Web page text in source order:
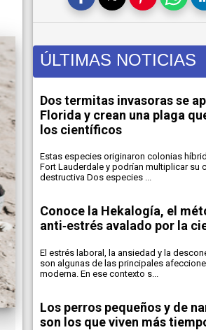
ÚLTIMAS NOTICIAS
Dos termitas invasoras se
Florida y crean una plaga
los científicos
Estas especies originaron colonias
Fort Lauderdale y podrían multiplicar su
destructiva Dos especies ...
Conoce la Hekalogía, el
anti‑estrés avalado por la
El estrés laboral, la ansiedad y la
son algunas de las principales
moderna. En ese contexto s...
Los perros pequeños y de
son los que viven más